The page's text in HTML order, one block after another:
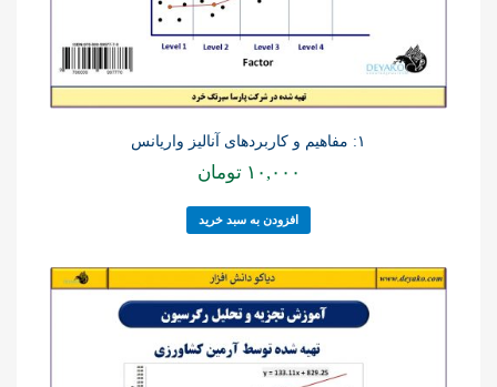
۱: مفاهیم و کاربردهای آنالیز واریانس
۱۰,۰۰۰ تومان
افزودن به سبد خرید